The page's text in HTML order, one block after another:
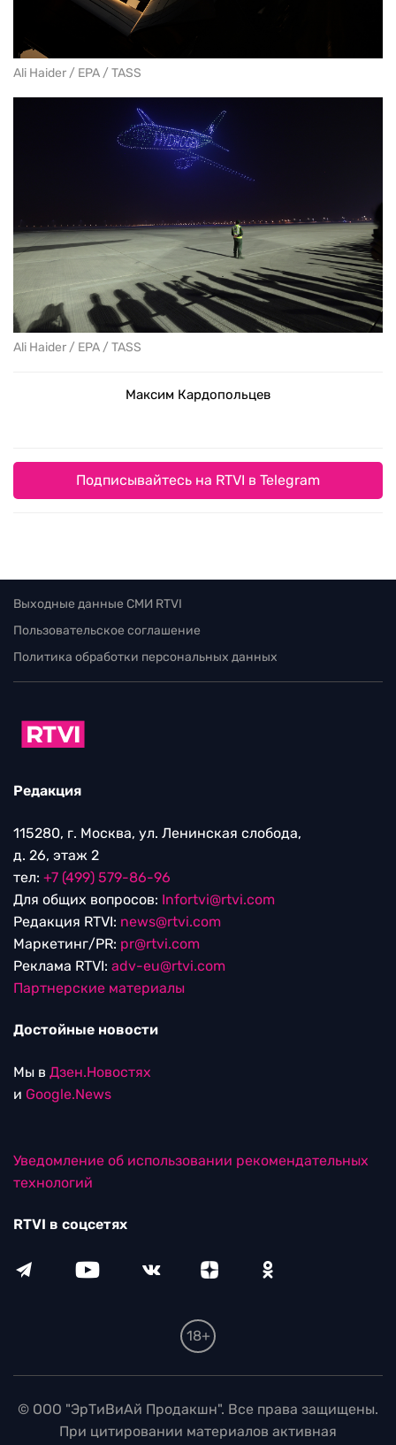
Ali Haider / EPA / TASS
Ali Haider / EPA / TASS
Максим Кардопольцев
Подписывайтесь на RTVI в Telegram
Выходные данные СМИ RTVI
Пользовательское соглашение
Политика обработки персональных данных
Редакция
115280, г. Москва, ул. Ленинская слобода,
д. 26, этаж 2
тел: +7 (499) 579-86-96
Для общих вопросов: Infortvi@rtvi.com
Редакция RTVI: news@rtvi.com
Маркетинг/PR: pr@rtvi.com
Реклама RTVI: adv-eu@rtvi.com
Партнерские материалы
Достойные новости
Мы в Дзен.Новостях
и Google.News
Уведомление об использовании рекомендательных
технологий
RTVI в соцсетях
18+
© ООО "ЭрТиВиАй Продакшн". Все права защищены.
При цитировании материалов активная